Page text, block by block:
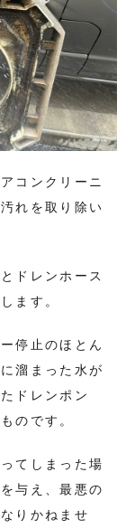
コンクリーニ
れを取り除い
ドレンホース
ます。
停止のほとん
溜まった水が
ドレンポン
のです。
てしまった場
与え、最悪の
りかねませ